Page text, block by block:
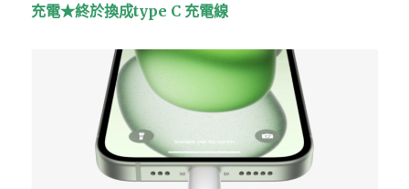
充電★終於換成type C 充電線